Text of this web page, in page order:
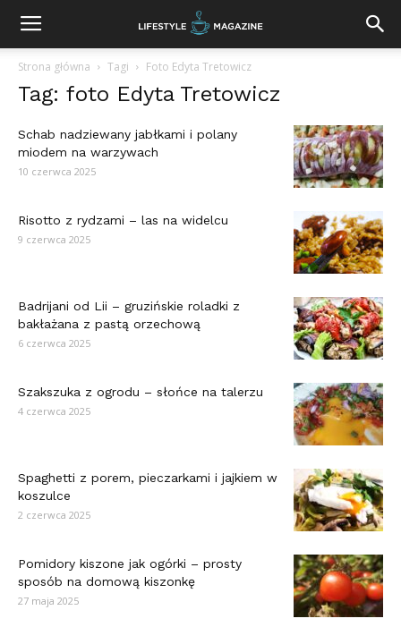
Strona główna Tagi Foto Edyta Tretowicz
Tag: foto Edyta Tretowicz
Schab nadziewany jabłkami i polany
miodem na warzywach
10 czerwca 2025
Risotto z rydzami – las na widelcu
9 czerwca 2025
Badrijani od Lii – gruzińskie roladki z
bakłażana z pastą orzechową
6 czerwca 2025
Szakszuka z ogrodu – słońce na talerzu
4 czerwca 2025
Spaghetti z porem, pieczarkami i jajkiem w
koszulce
2 czerwca 2025
Pomidory kiszone jak ogórki – prosty
sposób na domową kiszonkę
27 maja 2025